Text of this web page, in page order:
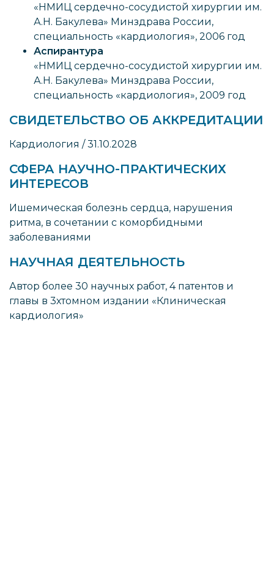
«НМИЦ сердечно-сосудистой хирургии им.
А.Н. Бакулева» Минздрава России,
специальность «кардиология», 2006 год
Аспирантура
«НМИЦ сердечно-сосудистой хирургии им.
А.Н. Бакулева» Минздрава России,
специальность «кардиология», 2009 год
СВИДЕТЕЛЬСТВО ОБ АККРЕДИТАЦИИ
Кардиология / 31.10.2028
СФЕРА НАУЧНО-ПРАКТИЧЕСКИХ
ИНТЕРЕСОВ
Ишемическая болезнь сердца, нарушения
ритма, в сочетании с коморбидными
заболеваниями
НАУЧНАЯ ДЕЯТЕЛЬНОСТЬ
Автор более 30 научных работ, 4 патентов и
главы в 3хтомном издании «Клиническая
кардиология»